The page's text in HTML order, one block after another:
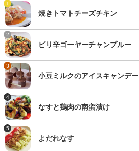
1
焼きトマトチーズチキン
2
ピリ辛ゴーヤーチャンプルー
3
小豆ミルクのアイスキャンデー
4
なすと鶏肉の南蛮漬け
5
よだれなす